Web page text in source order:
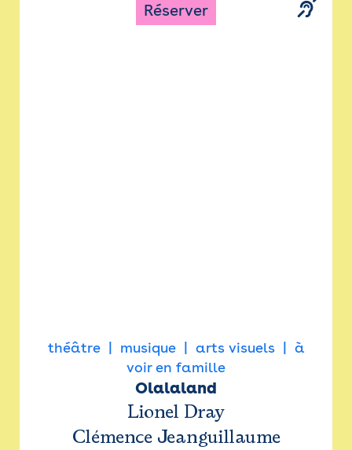
Réserver
théâtre musique arts visuels
à
voir en famille
Olalaland
Lionel Dray
Clémence Jeanguillaume